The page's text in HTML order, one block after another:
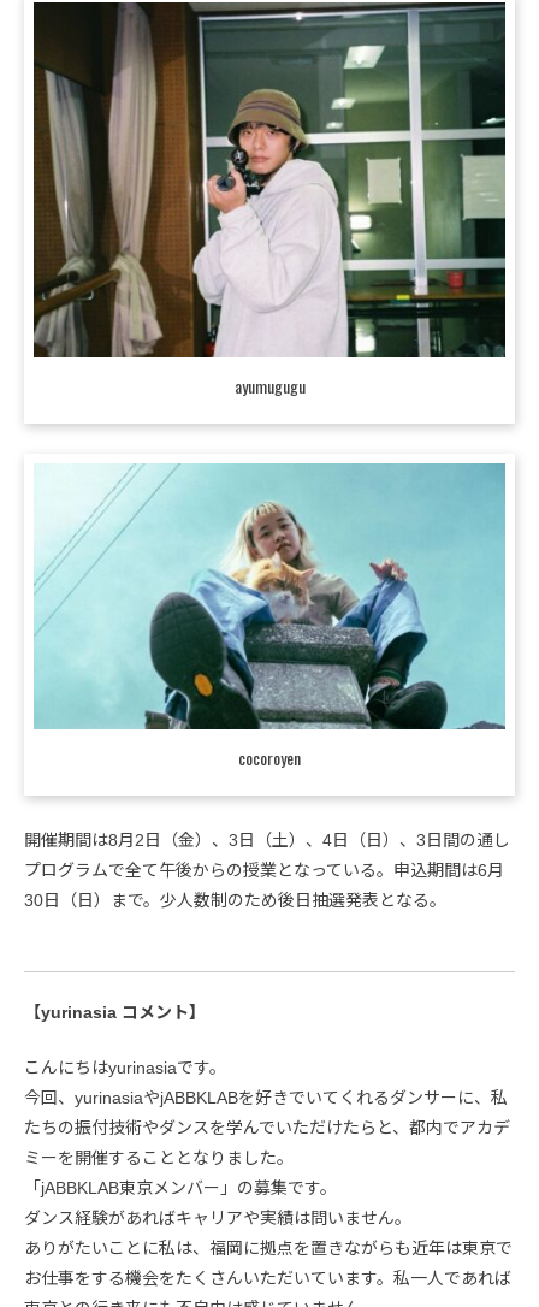
ayumugugu
cocoroyen
開催期間は8月2日（金）、3日（土）、4日（日）、3日間の通し
プログラムで全て午後からの授業となっている。申込期間は6月
30日（日）まで。少人数制のため後日抽選発表となる。
【yurinasia コメント】
こんにちはyurinasiaです。
今回、yurinasiaやjABBKLABを好きでいてくれるダンサーに、私
たちの振付技術やダンスを学んでいただけたらと、都内でアカデ
ミーを開催することとなりました。
「jABBKLAB東京メンバー」の募集です。
ダンス経験があればキャリアや実績は問いません。
ありがたいことに私は、福岡に拠点を置きながらも近年は東京で
お仕事をする機会をたくさんいただいています。私一人であれば